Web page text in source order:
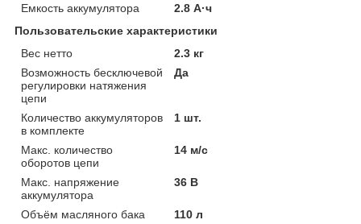
Емкость аккумулятора
2.8 А·ч
Пользовательские характеристики
Вес нетто
2.3 кг
Возможность бесключевой
регулировки натяжения
цепи
Да
Количество аккумуляторов
в комплекте
1 шт.
Макс. количество
оборотов цепи
14 м/с
Макс. напряжение
аккумулятора
36 В
Объём масляного бака
110 л